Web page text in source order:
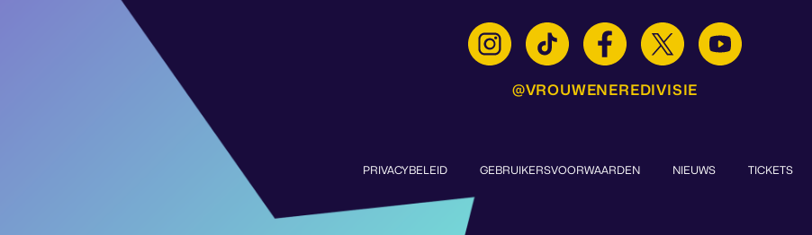
@VROUWENEREDIVISIE
PRIVACYBELEID GEBRUIKERSVOORWAARDEN NIEUWS TICKETS